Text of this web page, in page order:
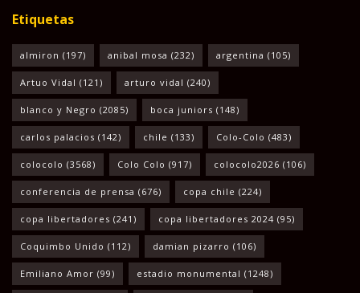
Etiquetas
almiron (197) anibal mosa (232) argentina (105)
Artuo Vidal (121) arturo vidal (240)
blanco y Negro (2085) boca juniors (148)
carlos palacios (142) chile (133) Colo-Colo (483)
colocolo (3568) Colo Colo (917) colocolo2026 (106)
conferencia de prensa (676) copa chile (224)
copa libertadores (241) copa libertadores 2024 (95)
Coquimbo Unido (112) damian pizarro (106)
Emiliano Amor (99) estadio monumental (1248)